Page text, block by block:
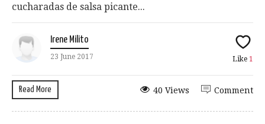
cucharadas de salsa picante...
Irene Milito
23 June 2017 Like 1
Read More Comment
40 Views